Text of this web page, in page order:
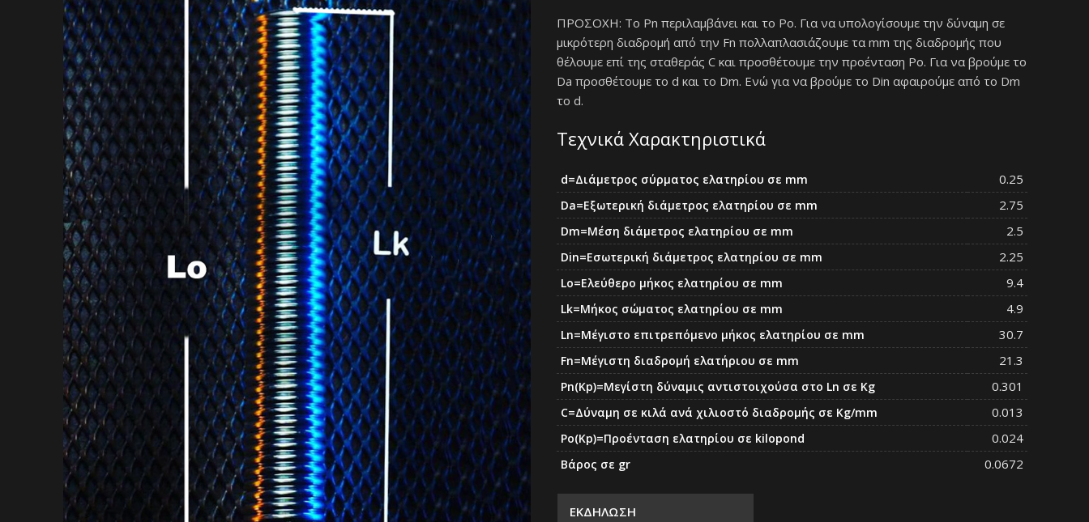
ΠΡΟΣΟΧΗ: Το Pn περιλαμβάνει και το Po. Για να υπολογίσουμε την δύναμη σε
μικρότερη διαδρομή από την Fn πολλαπλασιάζουμε τα mm της διαδρομής που
θέλουμε επί της σταθεράς C και προσθέτουμε την προένταση Po. Για να βρούμε το
Da προσθέτουμε το d και το Dm. Ενώ για να βρούμε το Din αφαιρούμε από το Dm
το d.
Τεχνικά Χαρακτηριστικά
d=Διάμετρος σύρματος ελατηρίου σε mm 0.25
Da=Eξωτερική διάμετρος ελατηρίου σε mm 2.75
Dm=Μέση διάμετρος ελατηρίου σε mm 2.5
Din=Εσωτερική διάμετρος ελατηρίου σε mm 2.25
Lo=Ελεύθερο μήκος ελατηρίου σε mm 9.4
Lk=Μήκος σώματος ελατηρίου σε mm 4.9
Ln=Μέγιστο επιτρεπόμενο μήκος ελατηρίου σε mm 30.7
Fn=Μέγιστη διαδρομή ελατήριου σε mm 21.3
Pn(Kp)=Μεγίστη δύναμις αντιστοιχούσα στο Ln σε Kg 0.301
C=Δύναμη σε κιλά ανά χιλιοστό διαδρομής σε Kg/mm 0.013
Po(Kp)=Προένταση ελατηρίου σε kilopond 0.024
Βάρος σε gr 0.0672
ΕΚΔΗΛΩΣΗ